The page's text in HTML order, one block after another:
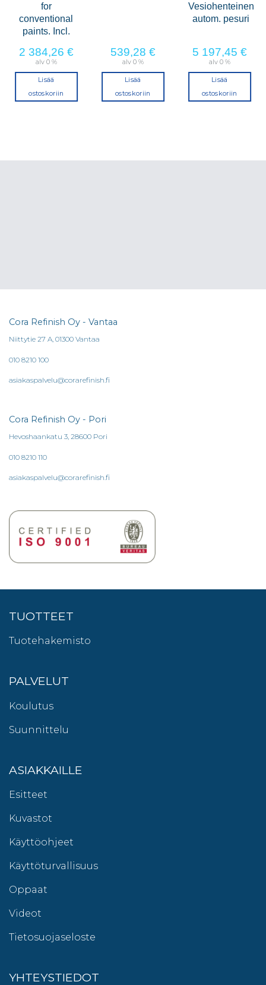
for
conventional
paints. Incl.
2 384,26 €
alv 0 %
Lisää
ostoskoriin
539,28 €
alv 0 %
Lisää
ostoskoriin
Vesiohenteinen
autom. pesuri
5 197,45 €
alv 0 %
Lisää
ostoskoriin
Cora Refinish Oy - Vantaa
Niittytie 27 A, 01300 Vantaa
010 8210 100
asiakaspalvelu@corarefinish.fi
Cora Refinish Oy - Pori
Hevoshaankatu 3, 28600 Pori
010 8210 110
asiakaspalvelu@corarefinish.fi
TUOTTEET
Tuotehakemisto
PALVELUT
Koulutus
Suunnittelu
ASIAKKAILLE
Esitteet
Kuvastot
Käyttöohjeet
Käyttöturvallisuus
Oppaat
Videot
Tietosuojaseloste
YHTEYSTIEDOT